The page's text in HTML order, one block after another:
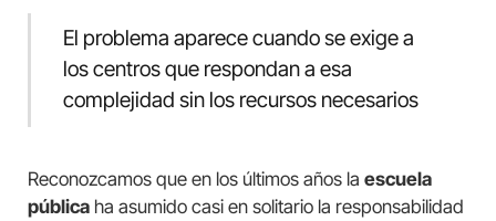
El problema aparece cuando se exige a
los centros que respondan a esa
complejidad sin los recursos necesarios
Reconozcamos que en los últimos años la escuela
pública ha asumido casi en solitario la responsabilidad